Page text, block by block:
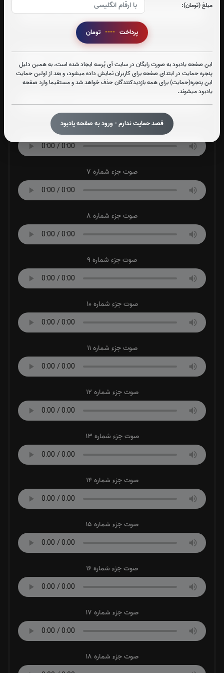
مبلغ (تومان):
پرداخت ----
این صفحه یادبود به صورت رایگان در سایت آی پُرسه ایجاد شده است، به همین دلیل
پنجره حمایت در ابتدای صفحه برای کاربران نمایش داده میشود، و بعد از اولین حمایت
این پنجره(حمایت) برای همه بازدیدکنندگان حذف خواهد شد و مستقیما وارد صفحه
یادبود میشوند.
قصد حمایت ندارم - ورود به صفحه یادبود
صوت جزء شماره 4
صوت جزء شماره 5
صوت جزء شماره 6
صوت جزء شماره 7
صوت جزء شماره 8
صوت جزء شماره 9
صوت جزء شماره 10
صوت جزء شماره 11
صوت جزء شماره 12
صوت جزء شماره 13
صوت جزء شماره 14
صوت جزء شماره 15
صوت جزء شماره 16
صوت جزء شماره 17
صوت جزء شماره 18